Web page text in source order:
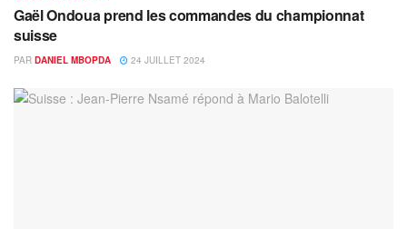
Gaël Ondoua prend les commandes du championnat
suisse
PAR DANIEL MBOPDA 24 JUILLET 2024